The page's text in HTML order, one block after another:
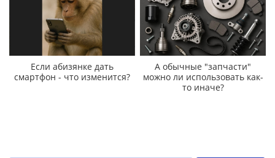
Если абизянке дать
смартфон - что изменится?
А обычные "запчасти"
можно ли использовать как-
то иначе?